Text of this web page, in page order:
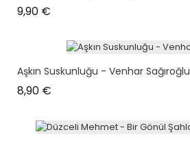
9,90 €
Aşkın Suskunluğu - Venhar Sağıroğlu
8,90 €